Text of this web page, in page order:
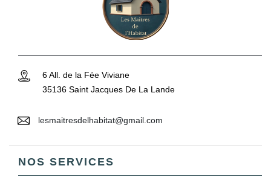
6 All. de la Fée Viviane
35136 Saint Jacques De La Lande
lesmaitresdelhabitat@gmail.com
NOS SERVICES